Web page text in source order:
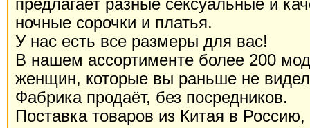
предлагает разные сексуальные и
ночные сорочки и платья.
У нас есть все размеры для вас!
В нашем ассортименте более 200
женщин, которые вы раньше не
Фабрика продаёт, без посредников.
Поставка товаров из Китая в Россию,